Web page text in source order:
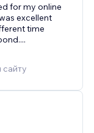
for my online
excellent
time
...